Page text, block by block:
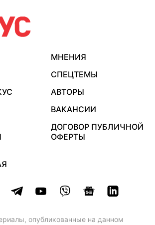
МНЕНИЯ
СПЕЦТЕМЫ
АВТОРЫ
ВАКАНСИИ
ДОГОВОР ПУБЛИЧНОЙ
ОФЕРТЫ
опубликованные на данном